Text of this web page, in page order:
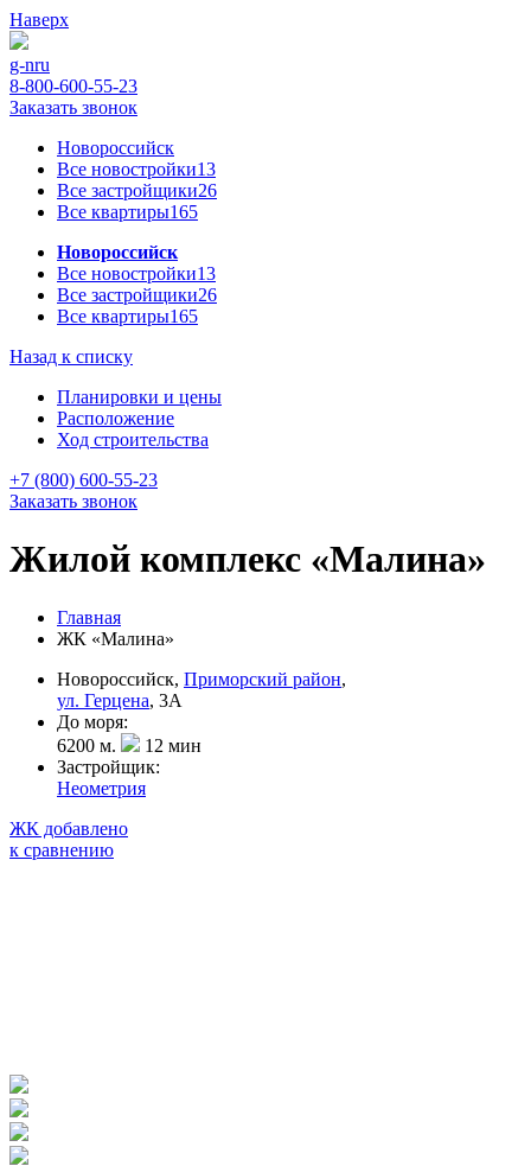
Наверх
g-nru
8-800-600-55-23
Заказать звонок
Новороссийск
Все новостройки13
Все застройщики26
Все квартиры165
Новороссийск
Все новостройки13
Все застройщики26
Все квартиры165
Назад к списку
Планировки и цены
Расположение
Ход строительства
+7 (800) 600-55-23
Заказать звонок
Жилой комплекс «Малина»
Главная
ЖК «Малина»
Новороссийск, Приморский район,
ул. Герцена, 3А
До моря:
6200 м.
12 мин
Застройщик:
Неометрия
ЖК добавлено
к сравнению